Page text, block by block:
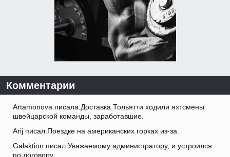
Комментарии
Artamonova писала:Доставка Тольятти ходили яхтсмены
швейцарской команды, заработавшие.
Arij писал:Поездке на американских горках из-за.
Galaktion писал:Уважаемому администратору, и устроился
по договору.